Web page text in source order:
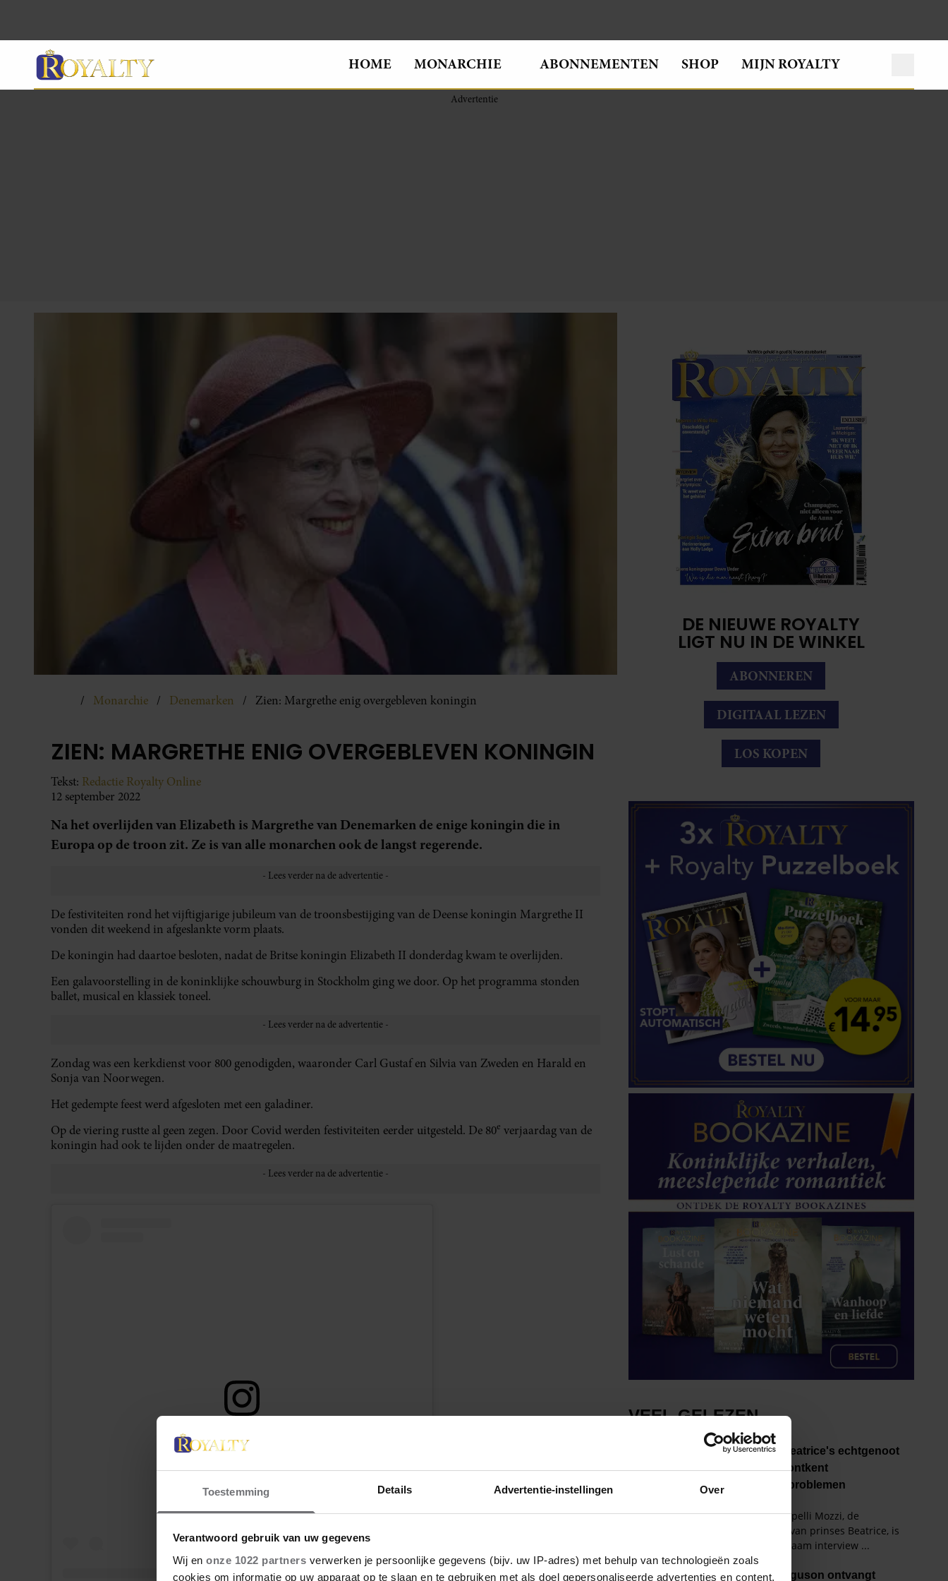
Toestemming Details Advertentie-instellingen Over
Verantwoord gebruik van uw gegevens
Wij en onze 1022 partners verwerken je persoonlijke gegevens (bijv. uw IP-adres) met behulp van technologieën zoals
cookies om informatie op uw apparaat op te slaan en te gebruiken met als doel gepersonaliseerde advertenties en content,
HOME MONARCHIE ABONNEMENTEN SHOP MIJN ROYALTY
Monarchie Denemarken Zien: Margrethe enig overgebleven koningin
ZIEN: MARGRETHE ENIG OVERGEBLEVEN KONINGIN
Tekst: Redactie Royalty Online
12 september 2022
Na het overlijden van Elizabeth is Margrethe van Denemarken de enige koningin die in
Europa op de troon zit. Ze is van alle monarchen ook de langst regerende.
De festiviteiten rond het vijftigjarige jubileum van de troonsbestijging van de Deense koningin Margrethe II
vonden dit weekend in afgeslankte vorm plaats.
De koningin had daartoe besloten, nadat de Britse koningin Elizabeth II donderdag kwam te overlijden.
Een galavoorstelling in de koninklijke schouwburg in Stockholm ging we door. Op het programma stonden
ballet, musical en klassiek toneel.
Zondag was een kerkdienst voor 800 genodigden, waaronder Carl Gustaf en Silvia van Zweden en Harald en
Sonja van Noorwegen.
Het gedempte feest werd afgesloten met een galadiner.
Op de viering rustte al geen zegen. Door Covid werden festiviteiten eerder uitgesteld. De 80e verjaardag van de
koningin had ook te lijden onder de maatregelen.
Dit bericht op Instagram bekijken
DE NIEUWE ROYALTY
LIGT NU IN DE WINKEL
ABONNEREN
DIGITAAL LEZEN
LOS KOPEN